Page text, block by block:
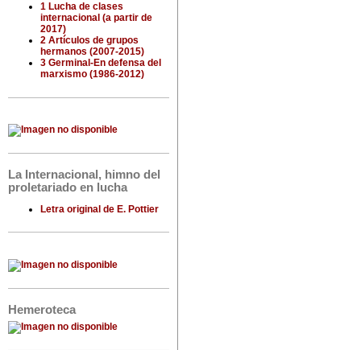
1 Lucha de clases
internacional (a partir de
2017)
2 Artículos de grupos
hermanos (2007-2015)
3 Germinal-En defensa del
marxismo (1986-2012)
La Internacional, himno del
proletariado en lucha
Letra original de E. Pottier
Hemeroteca